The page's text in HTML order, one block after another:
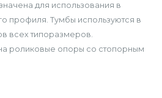
для использования в
профиля. Тумбы используются в
всех типоразмеров.
роликовые опоры со стопорным